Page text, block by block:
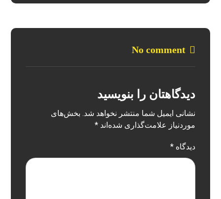
No comment
دیدگاهتان را بنویسید
نشانی ایمیل شما منتشر نخواهد شد. بخش‌های
موردنیاز علامت‌گذاری شده‌اند*
دیدگاه*